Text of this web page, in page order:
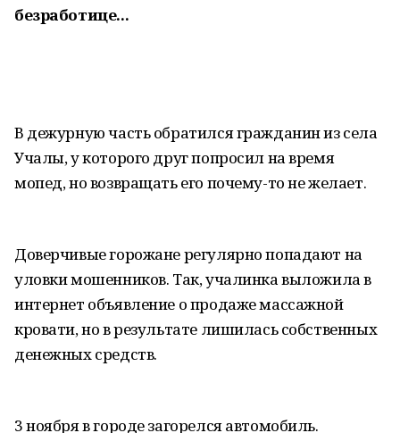
безработице...
В дежурную часть обратился гражданин из села
Учалы, у которого друг попросил на время
мопед, но возвращать его почему-то не желает.
Доверчивые горожане регулярно попадают на
уловки мошенников. Так, учалинка выложила в
интернет объявление о продаже массажной
кровати, но в результате лишилась собственных
денежных средств.
3 ноября в городе загорелся автомобиль.